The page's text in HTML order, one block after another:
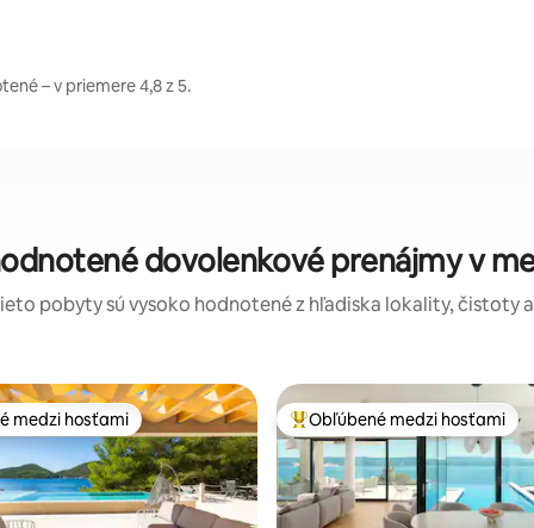
– v priemere 4,8 z 5.
dovolenkové prenájmy v
pobyty sú vysoko hodnotené z hľadiska lokality, čistoty
medzi hosťami
medzi hosťami Najobľúbenejšie medzi hosťami
Obľúbené medzi hosťami